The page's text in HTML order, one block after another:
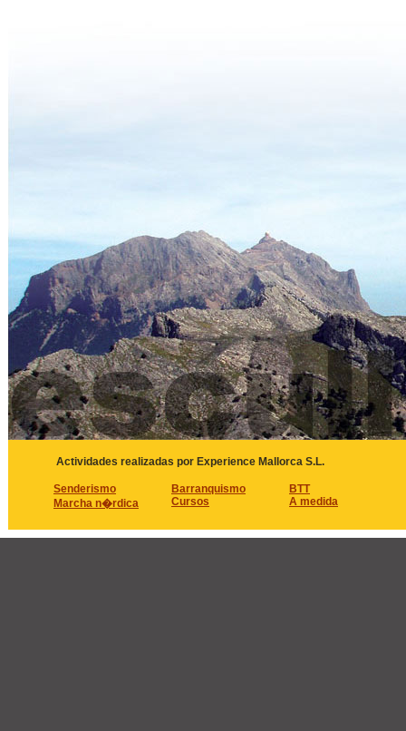
Actividades realizadas por Experience Mallorca S.L.
Senderismo Barranquismo
BTT
Marcha n�rdica
Cursos A medida